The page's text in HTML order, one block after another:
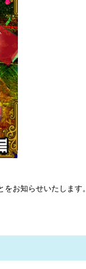
お知らせいたします。